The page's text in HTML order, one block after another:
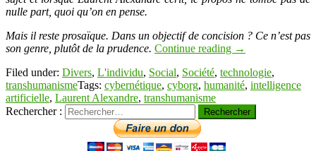
nulle part, quoi qu’on en pense.
Mais il reste prosaïque. Dans un objectif de concision ? Ce n’est pas
son genre, plutôt de la prudence. Continue reading →
Filed under: Divers, L'individu, Social, Société, technologie,
transhumanismeTags: cybernétique, cyborg, humanité, intelligence
artificielle, Laurent Alexandre, transhumanisme
Rechercher :